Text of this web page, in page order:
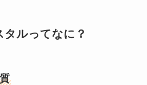
ルってなに？